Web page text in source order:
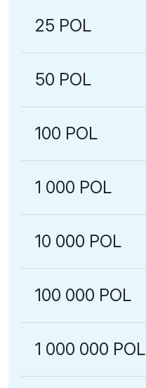
25 POL
50 POL
100 POL
1 000 POL
10 000 POL
100 000 POL
1 000 000 POL